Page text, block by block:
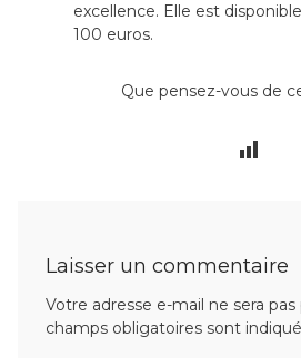
excellence. Elle est
100 euros.
Que pensez-vous de
Laisser un commentaire
Votre adresse e-mail ne sera pas
champs obligatoires sont